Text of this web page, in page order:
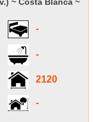
~ Costa Blanca ~
-
-
2120
-